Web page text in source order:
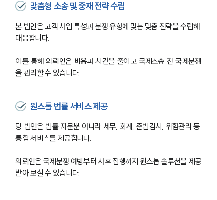
맞춤형 소송 및 중재 전략 수립
본 법인은 고객 사업 특성과 분쟁 유형에 맞는 맞춤 전략을 수립해
대응합니다.
이를 통해 의뢰인은 비용과 시간을 줄이고 국제소송 전 국제분쟁
을 관리할 수 있습니다.
원스톱 법률 서비스 제공
당 법인은 법률 자문뿐 아니라 세무, 회계, 준법감시, 위험관리 등
통합 서비스를 제공합니다.
의뢰인은 국제분쟁 예방부터 사후 집행까지 원스톱 솔루션을 제공
받아 보실 수 있습니다.